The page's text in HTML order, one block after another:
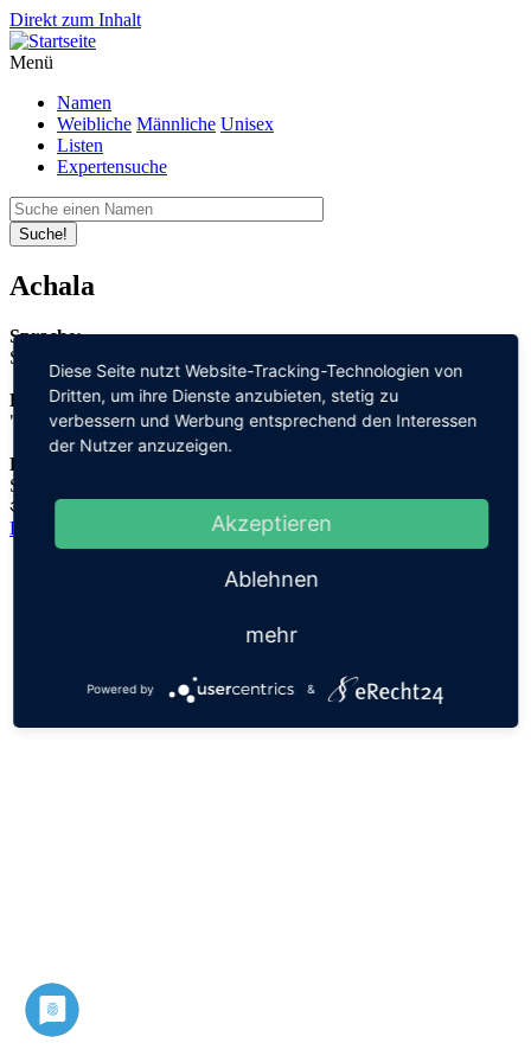
Direkt zum Inhalt
Menü
Namen
Weibliche Männliche Unisex
Listen
Expertensuche
Suche!
Achala
Sprache:
Sanskrit
Bedeutung:
"Erde"
Herleitung:
Sanskrit,
अचला "acala"
Datenschutz
Diese Seite nutzt Website-Tracking-Technologien von
Dritten, um ihre Dienste anzubieten, stetig zu
verbessern und Werbung entsprechend den Interessen
der Nutzer anzuzeigen.
Akzeptieren
Ablehnen
mehr
Powered by &